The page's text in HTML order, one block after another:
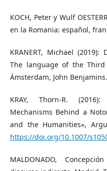
KOCH, Peter y Wulf
en la Romania: español,
KRANERT, Michael
The language of the
Ámsterdam, John Benjamins.
KRAY, Thorn-R.
Mechanisms Behind a
and the Humanities»,
https://doi.org/10.1007/
MALDONADO,